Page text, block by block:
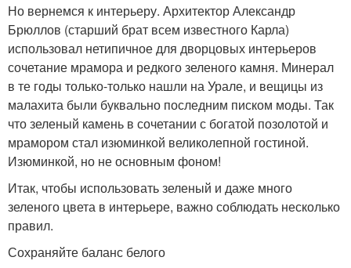
Но вернемся к интерьеру. Архитектор Александр
Брюллов (старший брат всем известного Карла)
использовал нетипичное для дворцовых интерьеров
сочетание мрамора и редкого зеленого камня. Минерал
в те годы только-только нашли на Урале, и вещицы из
малахита были буквально последним писком моды. Так
что зеленый камень в сочетании с богатой позолотой и
мрамором стал изюминкой великолепной гостиной.
Изюминкой, но не основным фоном!
Итак, чтобы использовать зеленый и даже много
зеленого цвета в интерьере, важно соблюдать несколько
правил.
Сохраняйте баланс белого